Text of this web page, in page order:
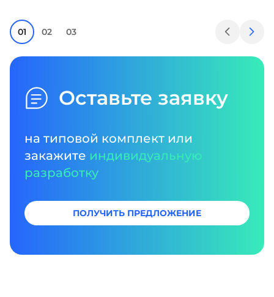
01 02 03
Оставьте заявку
на типовой комплект или
закажите индивидуальную
разработку
ПОЛУЧИТЬ ПРЕДЛОЖЕНИЕ